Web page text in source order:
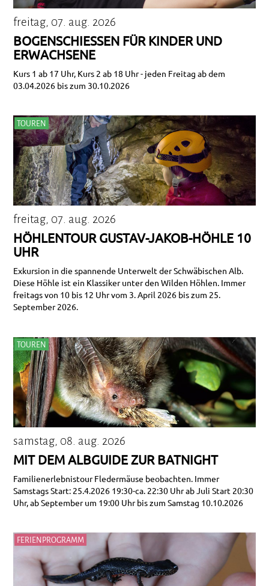
freitag, 07. aug. 2026
BOGENSCHIESSEN FÜR KINDER UND E
RWACHSENE
Kurs 1 ab 17 Uhr, Kurs 2 ab 18 Uhr - jeden Freitag ab dem
03.04.2026 bis zum 30.10.2026
TOUREN
freitag, 07. aug. 2026
HÖHLENTOUR GUSTAV-JAKOB-HÖHLE 10
UHR
Exkursion in die spannende Unterwelt der Schwäbischen Alb.
Diese Höhle ist ein Klassiker unter den Wilden Höhlen. Immer
freitags von 10 bis 12 Uhr vom 3. April 2026 bis zum 25.
September 2026.
TOUREN
samstag, 08. aug. 2026
MIT DEM ALBGUIDE ZUR BATNIGHT
Familienerlebnistour Fledermäuse beobachten. Immer
Samstags Start: 25.4.2026 19:30-ca. 22:30 Uhr ab Juli Start 20:30
Uhr, ab September um 19:00 Uhr bis zum Samstag 10.10.2026
FERIENPROGRAMM